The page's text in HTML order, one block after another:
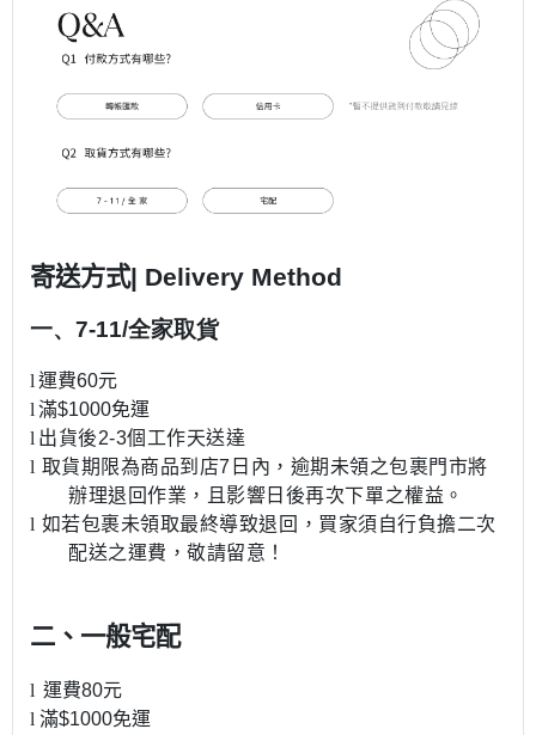
寄送方式| Delivery Method
一、 7-11/全家取貨
l 運費60元
l 滿$1000免運
l 出貨後2-3個工作天送達
l 取貨期限為商品到店7 日內，逾期未領之包裹門市將
辦理退回作業，且影響日後再次下單之權益。
l 如若包裹未領取最終導致退回，買家須自行負擔二次
配送之運費，敬請留意！
二、一般宅配
l 運費80元
l 滿$1000免運